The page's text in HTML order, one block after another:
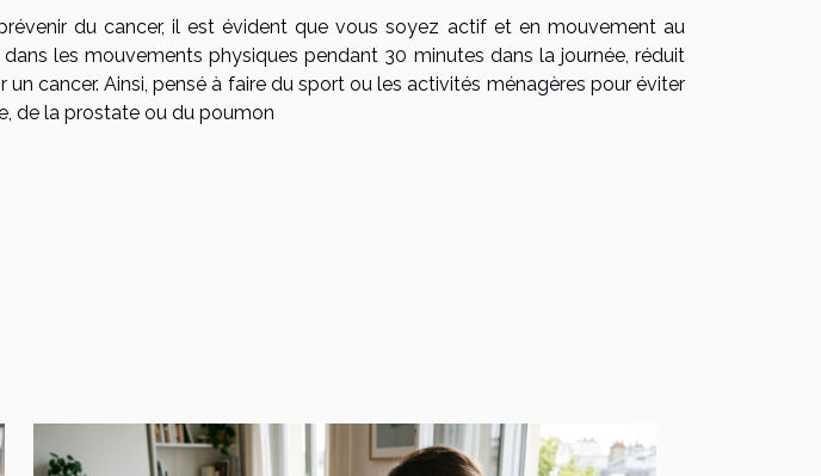
du cancer, il est évident que vous soyez actif et en mouvement au
les mouvements physiques pendant 30 minutes dans la journée, réduit
un cancer. Ainsi, pensé à faire du sport ou les activités ménagères pour éviter
de la prostate ou du poumon